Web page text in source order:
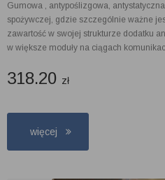
Gumowa , antypoślizgowa,
spożywczej, gdzie szczególnie ważne
zawartość w swojej strukturze dodatku
w większe moduły na ciągach
318.20 zł
więcej